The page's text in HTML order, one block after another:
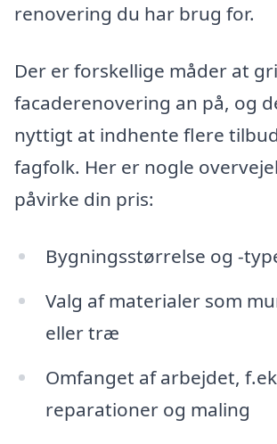
renovering du har brug for.
Der er forskellige måder at
facaderenovering an på, og
nyttigt at indhente flere
fagfolk. Her er nogle
påvirke din pris:
Bygningsstørrelse og -
Valg af materialer som
eller træ
Omfanget af arbejdet,
reparationer og maling